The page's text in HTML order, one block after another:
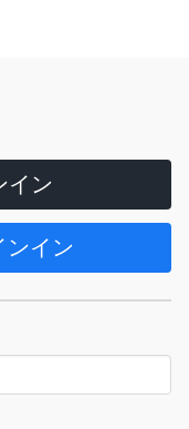
イン
イン